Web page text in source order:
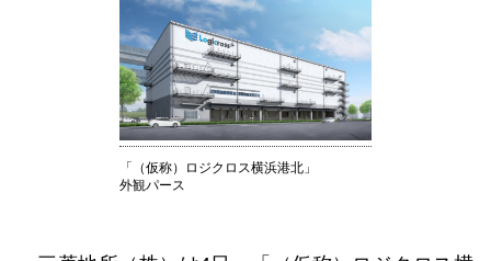
「（仮称）ロジクロス横浜港北」
外観パース